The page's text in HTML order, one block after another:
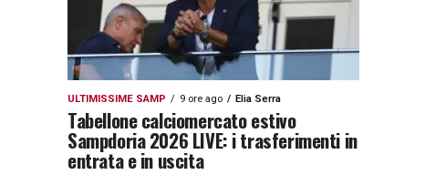
ULTIMISSIME SAMP 9 ore ago Elia Serra
Tabellone calciomercato estivo
Sampdoria 2026 LIVE: i trasferimenti in
entrata e in uscita